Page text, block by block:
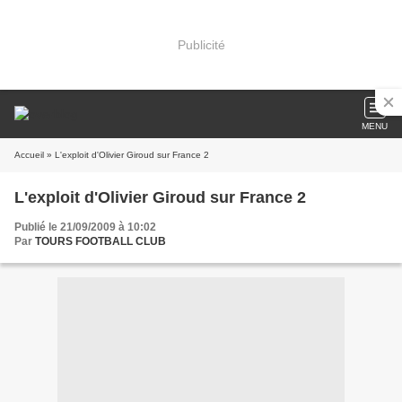
Publicité
MENU
Accueil » L'exploit d'Olivier Giroud sur France 2
L'exploit d'Olivier Giroud sur France 2
Publié le 21/09/2009 à 10:02
Par TOURS FOOTBALL CLUB